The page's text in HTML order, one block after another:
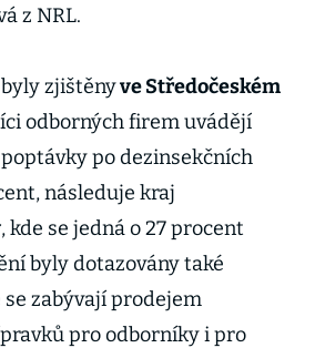
z NRL.
zjištěnyve Středočeském
odborných firem uvádějí
po dezinsekčních
následuje kraj
, kde se jedná o 27 procent
byly dotazovány také
zabývají prodejem
pro odborníky i pro